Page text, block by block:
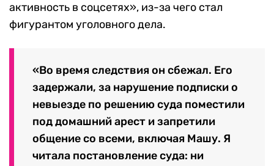
активность в соцсетях», из-за чего стал
фигурантом уголовного дела.
«Во время следствия он сбежал. Его
задержали, за нарушение подписки о
невыезде по решению суда поместили
под домашний арест и запретили
общение со всеми, включая Машу. Я
читала постановление суда: ни